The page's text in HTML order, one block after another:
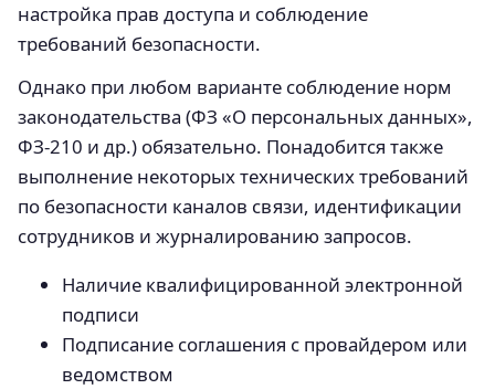
настройка прав доступа и соблюдение
требований безопасности.
Однако при любом варианте соблюдение норм
законодательства (ФЗ «О персональных данных»,
ФЗ-210 и др.) обязательно. Понадобится также
выполнение некоторых технических требований
по безопасности каналов связи, идентификации
сотрудников и журналированию запросов.
Наличие квалифицированной электронной
подписи
Подписание соглашения с провайдером или
ведомством